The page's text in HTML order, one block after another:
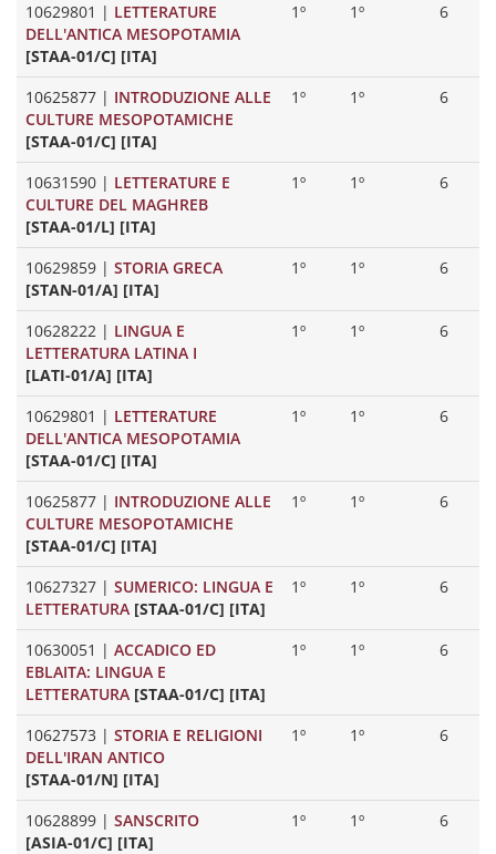
10629801 | LETTERATURE
DELL'ANTICA MESOPOTAMIA
[STAA-01/C] [ITA]
1º 1º 6
10625877 | INTRODUZIONE ALLE
CULTURE MESOPOTAMICHE
[STAA-01/C] [ITA]
1º 1º 6
10631590 | LETTERATURE E
CULTURE DEL MAGHREB
[STAA-01/L] [ITA]
1º 1º 6
10629859 | STORIA GRECA
[STAN-01/A] [ITA]
1º 1º 6
10628222 | LINGUA E
LETTERATURA LATINA I
[LATI-01/A] [ITA]
1º 1º 6
10629801 | LETTERATURE
DELL'ANTICA MESOPOTAMIA
[STAA-01/C] [ITA]
1º 1º 6
10625877 | INTRODUZIONE ALLE
CULTURE MESOPOTAMICHE
[STAA-01/C] [ITA]
1º 1º 6
10627327 | SUMERICO: LINGUA E
LETTERATURA [STAA-01/C] [ITA]
1º 1º 6
10630051 | ACCADICO ED
EBLAITA: LINGUA E
LETTERATURA [STAA-01/C] [ITA]
1º 1º 6
10627573 | STORIA E RELIGIONI
DELL'IRAN ANTICO
[STAA-01/N] [ITA]
1º 1º 6
10628899 | SANSCRITO
[ASIA-01/C] [ITA]
1º 1º 6